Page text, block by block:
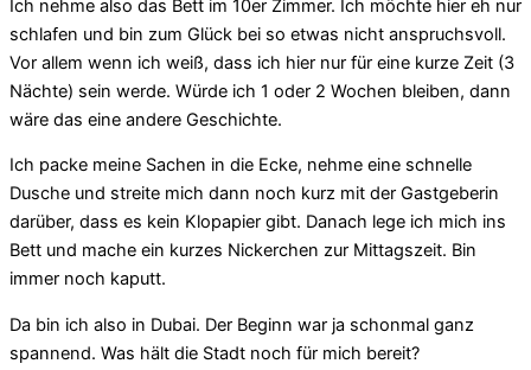
Ich nehme also das Bett im 10er Zimmer. Ich möchte hier eh nur
schlafen und bin zum Glück bei so etwas nicht anspruchsvoll.
Vor allem wenn ich weiß, dass ich hier nur für eine kurze Zeit (3
Nächte) sein werde. Würde ich 1 oder 2 Wochen bleiben, dann
wäre das eine andere Geschichte.
Ich packe meine Sachen in die Ecke, nehme eine schnelle
Dusche und streite mich dann noch kurz mit der Gastgeberin
darüber, dass es kein Klopapier gibt. Danach lege ich mich ins
Bett und mache ein kurzes Nickerchen zur Mittagszeit. Bin
immer noch kaputt.
Da bin ich also in Dubai. Der Beginn war ja schonmal ganz
spannend. Was hält die Stadt noch für mich bereit?